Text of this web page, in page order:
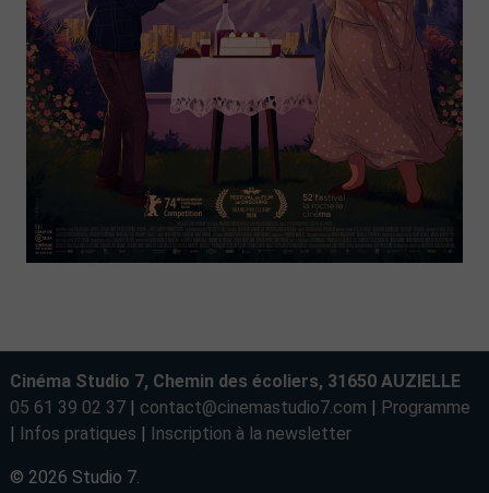
Cinéma Studio 7, Chemin des écoliers, 31650 AUZIELLE
05 61 39 02 37| contact@cinemastudio7.com | Programme
| Infos pratiques | Inscription à la newsletter
© 2026 Studio 7.